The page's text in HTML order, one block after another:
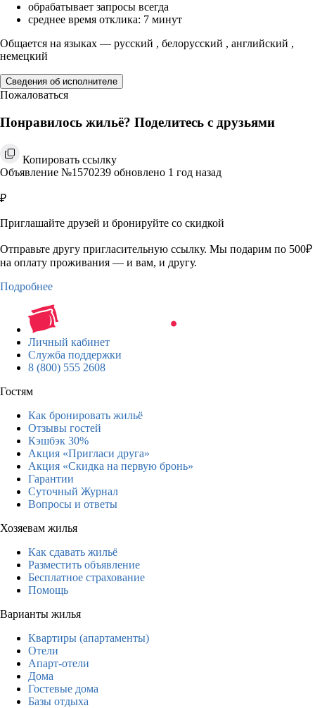
обрабатывает запросы всегда
среднее время отклика: 7 минут
Общается на языках — русский , белорусский , английский ,
немецкий
Сведения об исполнителе
Пожаловаться
Понравилось жильё? Поделитесь с друзьями
Копировать ссылку
Объявление №1570239 обновлено 1 год назад
₽
Приглашайте друзей и бронируйте со скидкой
Отправьте другу пригласительную ссылку. Мы подарим по 500₽
на оплату проживания — и вам, и другу.
Подробнее
Личный кабинет
Служба поддержки
8 (800) 555 2608
Гостям
Как бронировать жильё
Отзывы гостей
Кэшбэк 30%
Акция «Пригласи друга»
Акция «Скидка на первую бронь»
Гарантии
Суточный Журнал
Вопросы и ответы
Хозяевам жилья
Как сдавать жильё
Разместить объявление
Бесплатное страхование
Помощь
Варианты жилья
Квартиры (апартаменты)
Отели
Апарт-отели
Дома
Гостевые дома
Базы отдыха